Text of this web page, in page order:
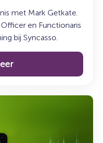
met Mark Getkate.
en Functionaris
bij Syncasso.